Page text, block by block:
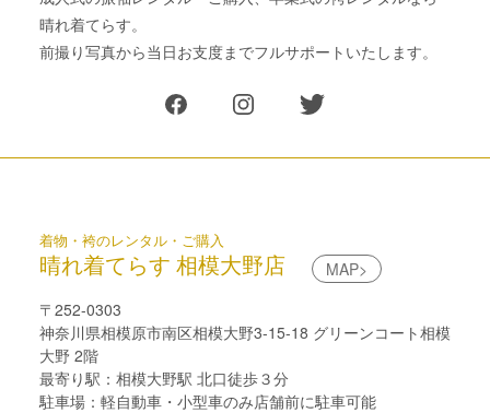
晴れ着てらす。
前撮り写真から当日お支度までフルサポートいたします。
着物・袴のレンタル・ご購入
晴れ着てらす 相模大野店
MAP>
〒252-0303
神奈川県相模原市南区相模大野3-15-18 グリーンコート相模
大野 2階
最寄り駅：相模大野駅 北口徒歩３分
駐車場：軽自動車・小型車のみ店舗前に駐車可能